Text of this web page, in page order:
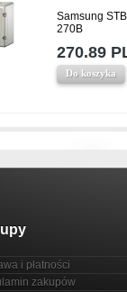
Samsung
270B
270.89
Do koszyka
i płatności
zakupów